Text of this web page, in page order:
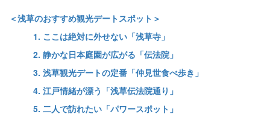
＜浅草のおすすめ観光デートスポット＞
1. ここは絶対に外せない「浅草寺」
2. 静かな日本庭園が広がる「伝法院」
3. 浅草観光デートの定番「仲見世食べ歩き」
4. 江戸情緒が漂う「浅草伝法院通り」
5. 二人で訪れたい「パワースポット」